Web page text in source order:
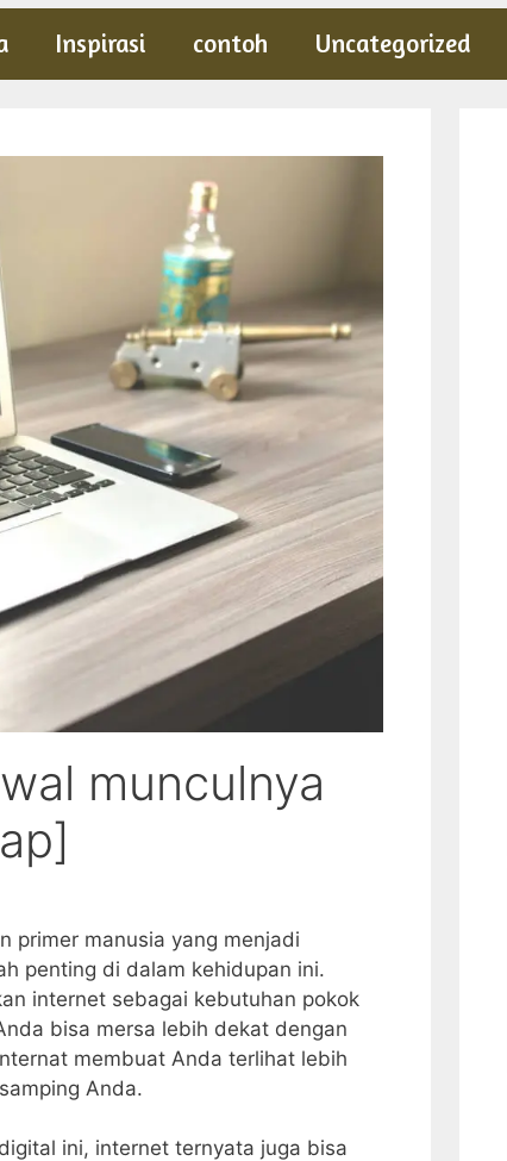
Inspirasi contoh Uncategorized
munculnya
primer manusia yang menjadi
penting di dalam kehidupan ini.
internet sebagai kebutuhan pokok
bisa mersa lebih dekat dengan
membuat Anda terlihat lebih
Anda.
ini, internet ternyata juga bisa